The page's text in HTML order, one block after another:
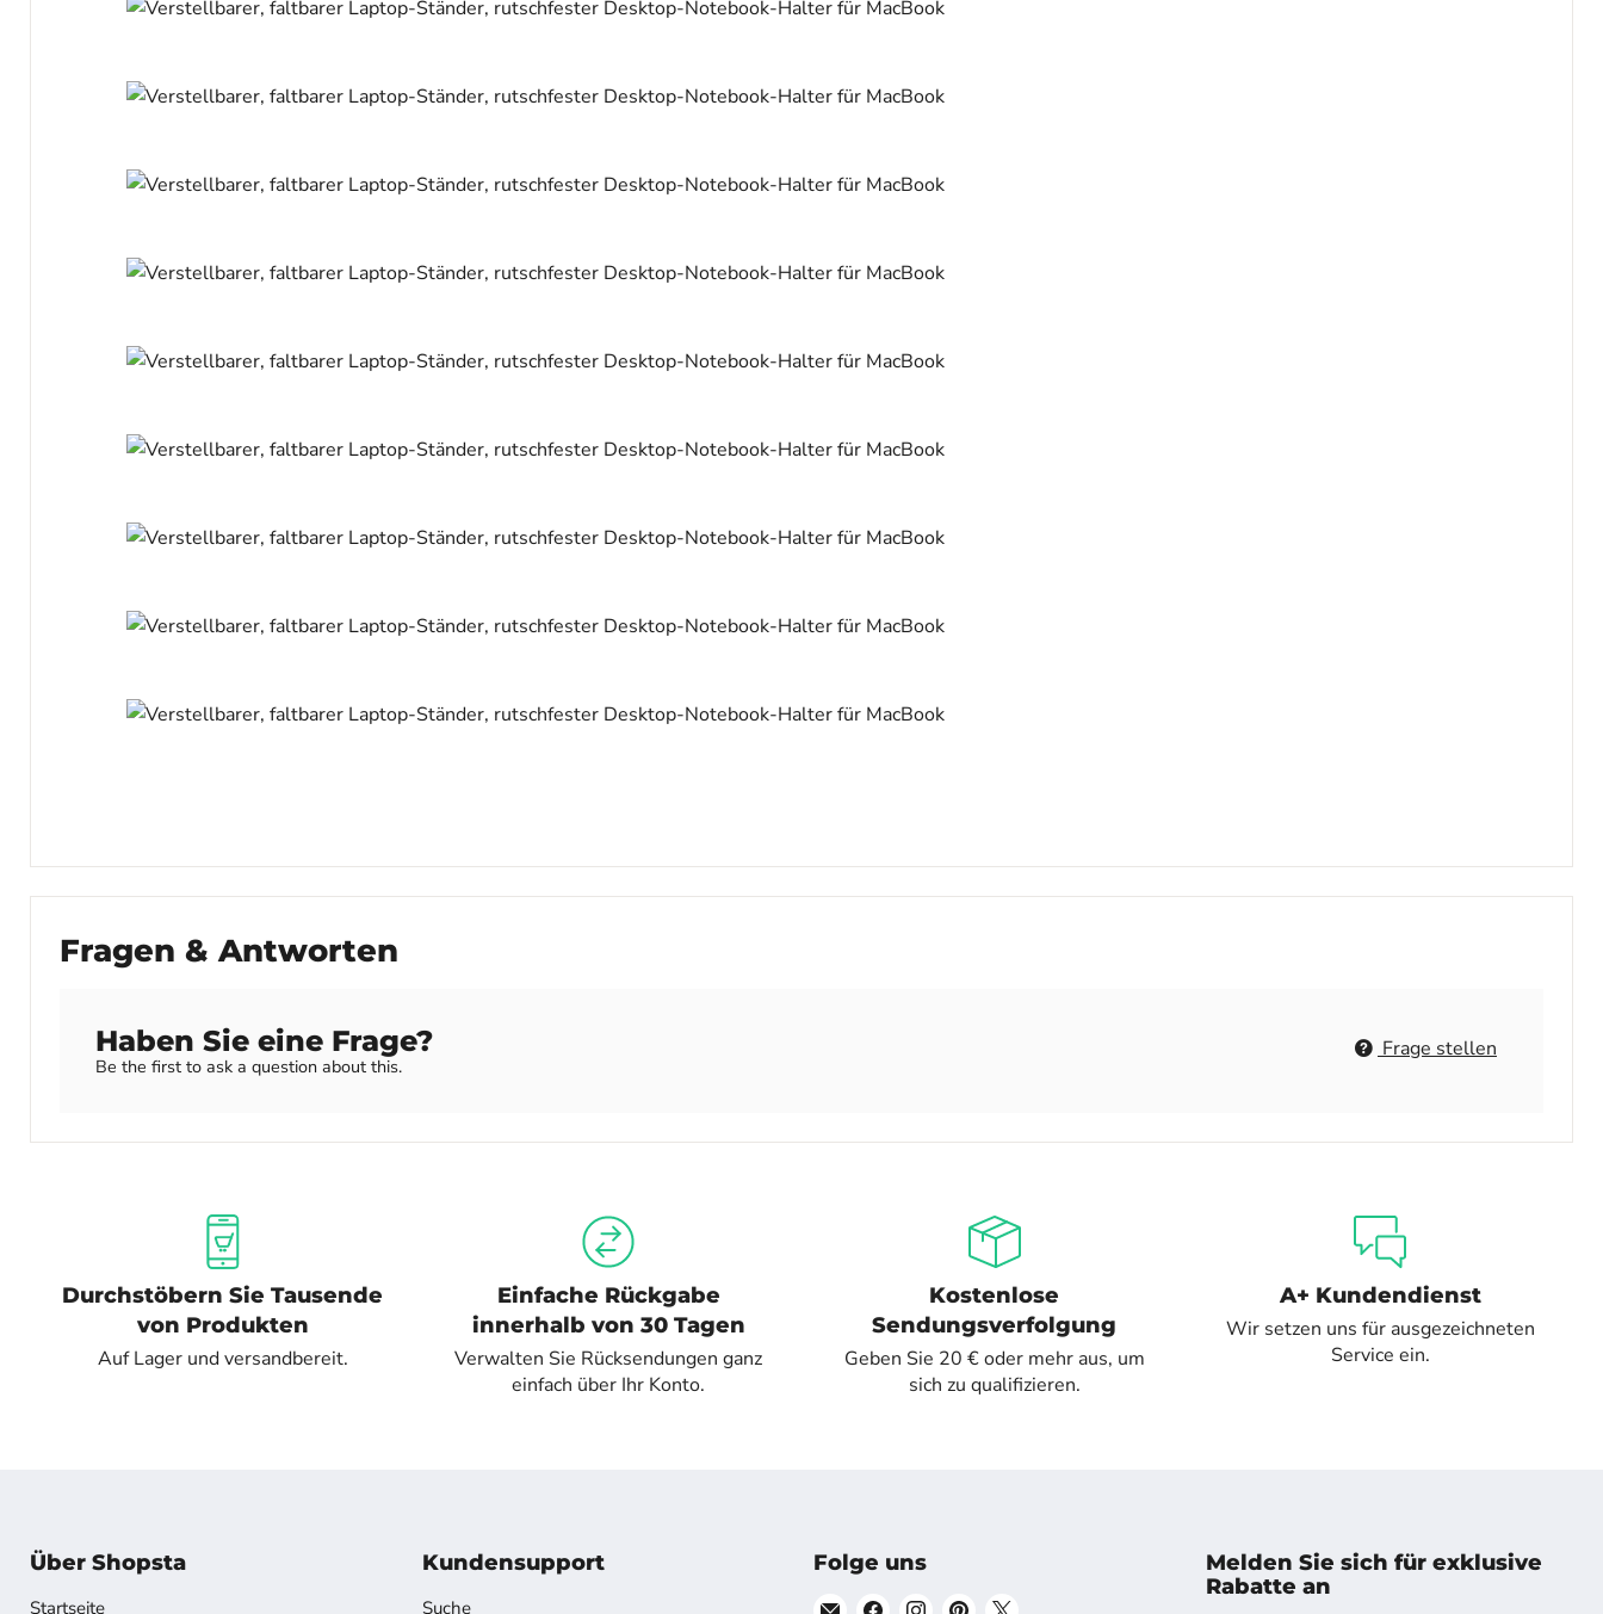
Fragen & Antworten
Haben Sie eine Frage?
Be the first to ask a question about this.
Frage stellen
Durchstöbern Sie Tausende
von Produkten
Auf Lager und versandbereit.
Einfache Rückgabe
innerhalb von 30 Tagen
Verwalten Sie Rücksendungen ganz
einfach über Ihr Konto.
Kostenlose
Sendungsverfolgung
Geben Sie 20 € oder mehr aus, um
sich zu qualifizieren.
A+ Kundendienst
Wir setzen uns für ausgezeichneten
Service ein.
Über Shopsta
Startseite
Kundensupport
Suche
Folge uns
Finde Finde Finde Finde
Melden Sie sich für exklusive
Rabatte an